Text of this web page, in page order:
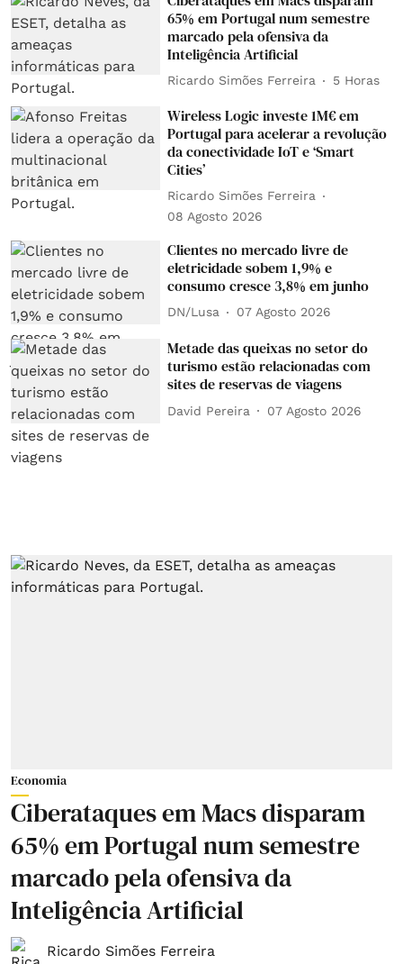
65% em Portugal num semestre
marcado pela ofensiva da
Inteligência Artificial
Ricardo Simões Ferreira 5 Horas
Wireless Logic investe 1M€ em
Portugal para acelerar a revolução
da conectividade IoT e ‘Smart
Cities’
Ricardo Simões Ferreira
08 Agosto 2026
Clientes no mercado livre de
eletricidade sobem 1,9% e
consumo cresce 3,8% em junho
DN/Lusa 07 Agosto 2026
Metade das queixas no setor do
turismo estão relacionadas com
sites de reservas de viagens
David Pereira 07 Agosto 2026
Economia
Ciberataques em Macs disparam
65% em Portugal num semestre
marcado pela ofensiva da
Inteligência Artificial
Ricardo Simões Ferreira